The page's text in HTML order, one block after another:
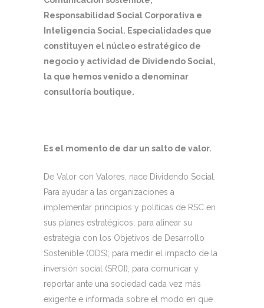
Responsabilidad Social Corporativa e
Inteligencia Social. Especialidades que
constituyen el núcleo estratégico de
negocio y actividad de Dividendo Social,
la que hemos venido a denominar
consultoría boutique.
Es el momento de dar un salto de valor.
De Valor con Valores, nace Dividendo Social.
Para ayudar a las organizaciones a
implementar principios y políticas de RSC en
sus planes estratégicos, para alinear su
estrategia con los Objetivos de Desarrollo
Sostenible (ODS); para medir el impacto de la
inversión social (SROI); para comunicar y
reportar ante una sociedad cada vez más
exigente e informada sobre el modo en que